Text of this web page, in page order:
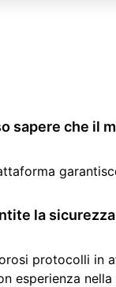
sapere che il
la
protocolli in
esperienza